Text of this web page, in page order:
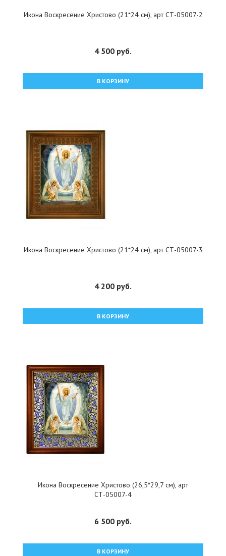
Икона Воскресение Христово (21*24 см), арт СТ-05007-2
4 500 руб.
В КОРЗИНУ
Икона Воскресение Христово (21*24 см), арт СТ-05007-3
4 200 руб.
В КОРЗИНУ
Икона Воскресение Христово (26,5*29,7 см), арт
СТ-05007-4
6 500 руб.
В КОРЗИНУ